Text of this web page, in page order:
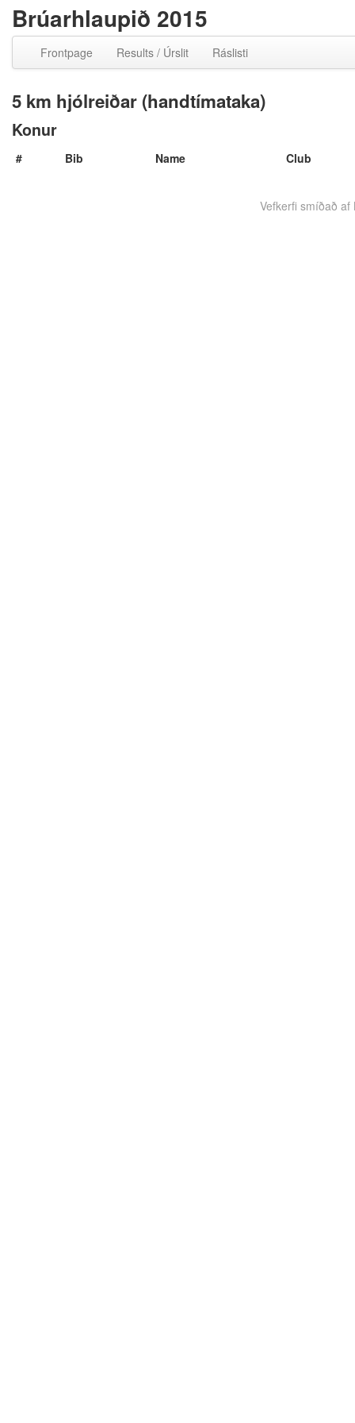
Brúarhlaupið 2015
Frontpage Results / Úrslit Ráslisti
5 km hjólreiðar (handtímataka)
Konur
# Bib Name Club
Vefkerfi smíðað